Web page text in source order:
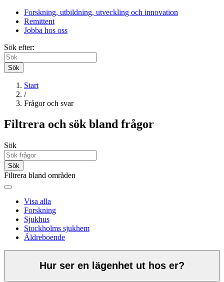
Forskning, utbildning, utveckling och innovation
Remittent
Jobba hos oss
Sök efter:
Sök
Start
/
Frågor och svar
Filtrera och sök bland frågor
Sök
Sök
Filtrera bland områden
Visa alla
Forskning
Sjukhus
Stockholms sjukhem
Äldreboende
Hur ser en lägenhet ut hos er?